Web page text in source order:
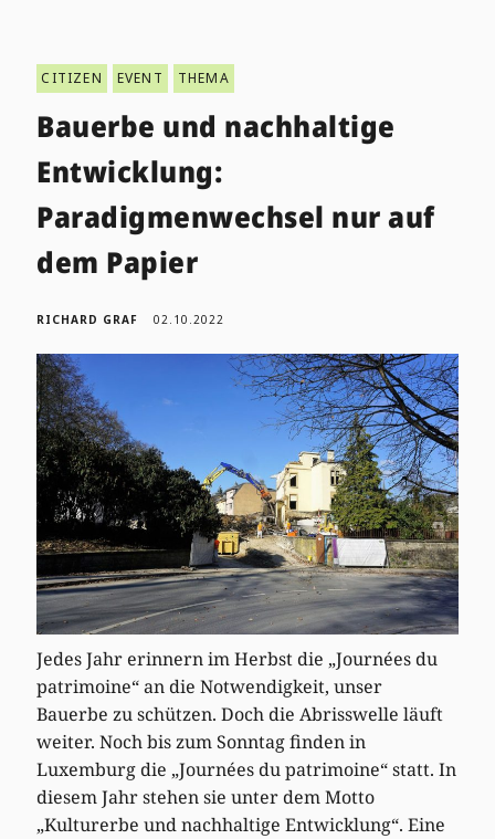
CITIZEN EVENT THEMA
Bauerbe und nachhaltige
Entwicklung:
Paradigmenwechsel nur auf
dem Papier
RICHARD GRAF 02.10.2022
Jedes Jahr erinnern im Herbst die „Journées du
patrimoine“ an die Notwendigkeit, unser
Bauerbe zu schützen. Doch die Abrisswelle läuft
weiter. Noch bis zum Sonntag finden in
Luxemburg die „Journées du patrimoine“ statt. In
diesem Jahr stehen sie unter dem Motto
„Kulturerbe und nachhaltige Entwicklung“. Eine